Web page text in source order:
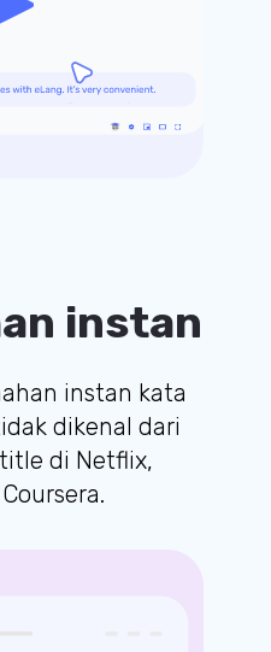
instan
instan kata
dikenal dari
di Netflix,